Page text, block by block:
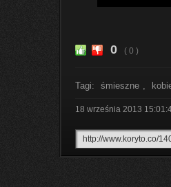
0 ( 0 )
Tagi: śmieszne ,
18 września 2013